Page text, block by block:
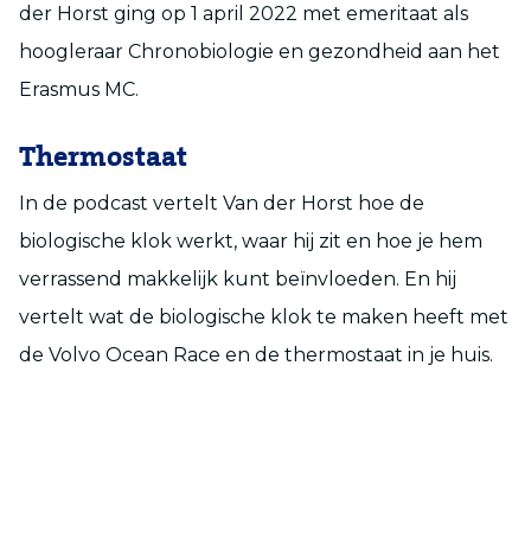
der Horst ging op 1 april 2022 met emeritaat als
hoogleraar Chronobiologie en gezondheid aan het
Erasmus MC.
Thermostaat
In de podcast vertelt Van der Horst hoe de
biologische klok werkt, waar hij zit en hoe je hem
verrassend makkelijk kunt beïnvloeden. En hij
vertelt wat de biologische klok te maken heeft met
de Volvo Ocean Race en de thermostaat in je huis.